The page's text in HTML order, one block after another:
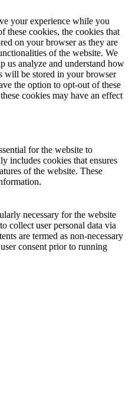
your experience while you
these cookies, the cookies that
on your browser as they are
of the website. We
us analyze and understand how
will be stored in your browser
the option to opt-out of these
cookies may have an effect
for the website to
includes cookies that ensures
of the website. These
necessary for the website
collect user personal data via
are termed as non-necessary
consent prior to running